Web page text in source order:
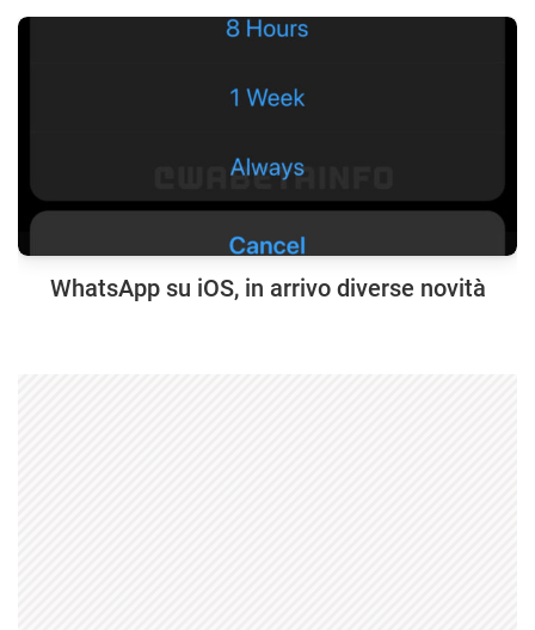
WhatsApp su iOS, in arrivo diverse novità